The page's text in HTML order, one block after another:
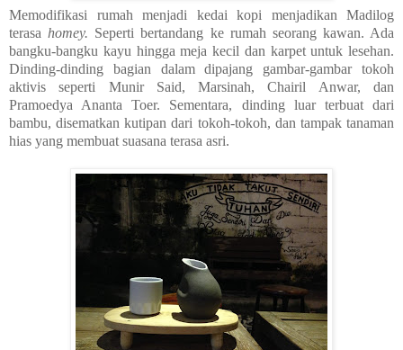
Memodifikasi rumah menjadi kedai kopi menjadikan Madilog
terasahomey. Seperti bertandang ke rumah seorang kawan. Ada
bangku-bangku kayu hingga meja kecil dan karpet untuk lesehan.
Dinding-dinding bagian dalam dipajang gambar-gambar tokoh
aktivis seperti Munir Said, Marsinah, Chairil Anwar, dan
Pramoedya Ananta Toer. Sementara, dinding luar terbuat dari
bambu, disematkan kutipan dari tokoh-tokoh, dan tampak tanaman
hias yang membuat suasana terasa asri.